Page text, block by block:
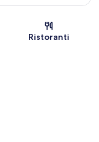
Ristoranti